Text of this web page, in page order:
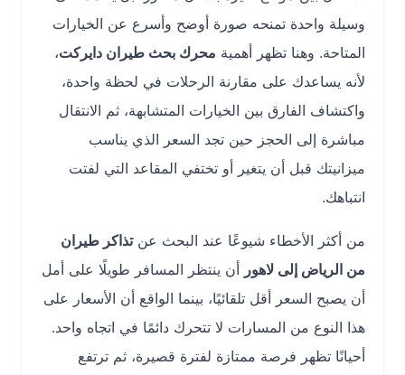
وسيلة واحدة تمنحه صورة أوضح وأسرع عن الخيارات
المتاحة. وهنا تظهر أهمية محرك بحث طيران دايركت،
لأنه يساعدك على مقارنة الرحلات في لحظة واحدة،
واكتشاف الفارق بين الخيارات المتشابهة، ثم الانتقال
مباشرة إلى الحجز حين تجد السعر الذي يناسب
ميزانيتك قبل أن يتغير أو تختفي المقاعد التي لفتت
انتباهك.
من أكثر الأخطاء شيوعًا عند البحث عنتذاكر طيران
من الرياض إلى لاهورأن ينتظر المسافر طويلًا على أمل
أن يصبح السعر أقل تلقائيًا، بينما الواقع أن الأسعار على
هذا النوع من المسارات لا تتحرك دائمًا في اتجاه واحد.
أحيانًا تظهر فرصة ممتازة لفترة قصيرة، ثم ترتفع